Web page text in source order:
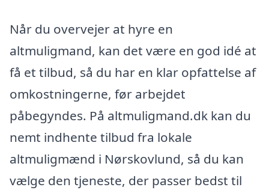
Når du overvejer at hyre en
altmuligmand, kan det være en god idé at
få et tilbud, så du har en klar opfattelse af
omkostningerne, før arbejdet
påbegyndes. På altmuligmand.dk kan du
nemt indhente tilbud fra lokale
altmuligmænd i Nørskovlund, så du kan
vælge den tjeneste, der passer bedst til